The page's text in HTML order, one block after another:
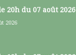
20h du 07 août 2026
2026